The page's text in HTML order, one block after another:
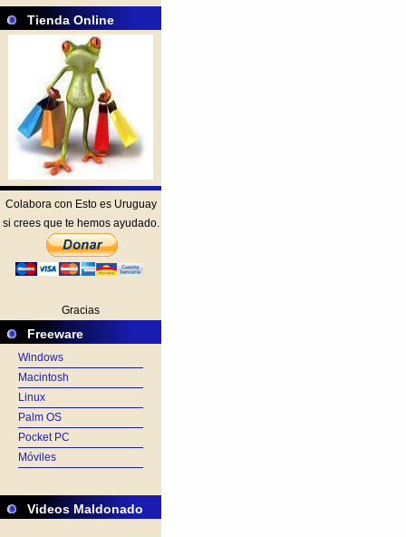
Tienda Online
Colabora con Esto es Uruguay
si crees que te hemos ayudado.
Gracias
Freeware
Windows
Macintosh
Linux
Palm OS
Pocket PC
Móviles
Videos Maldonado